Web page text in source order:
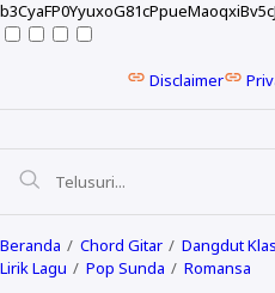
Disclaimer
Beranda Chord Gitar Dangdut
Lirik Lagu
Pop Sunda Romansa